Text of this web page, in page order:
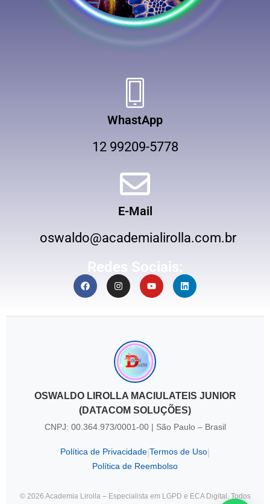
WhastApp
12 99209-5778
E-Mail
oswaldo@academialirolla.com.br
Redes Sociais:
OSWALDO LIROLLA MACIULATEIS JUNIOR
(DATACOM SOLUÇÕES)
CNPJ: 00.364.973/0001-00 | São Paulo – Brasil
Política de Privacidade Termos de Uso
Política de Reembolso
© 2026 Academia Lirolla – Especialista em LGPD e ECA Digital. Todos